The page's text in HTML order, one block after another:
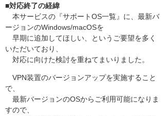
■対応終了の経緯
本サービスの『サポートOS一覧』に、最新バ
ージョンのWindows/macOSを
早期に追加してほしい、というご要望を多く
いただいており、
対応に向けた検討を重ねてまいりました。
VPN装置のバージョンアップを実施すること
で、
最新バージョンのOSからご利用可能になりま
すので、